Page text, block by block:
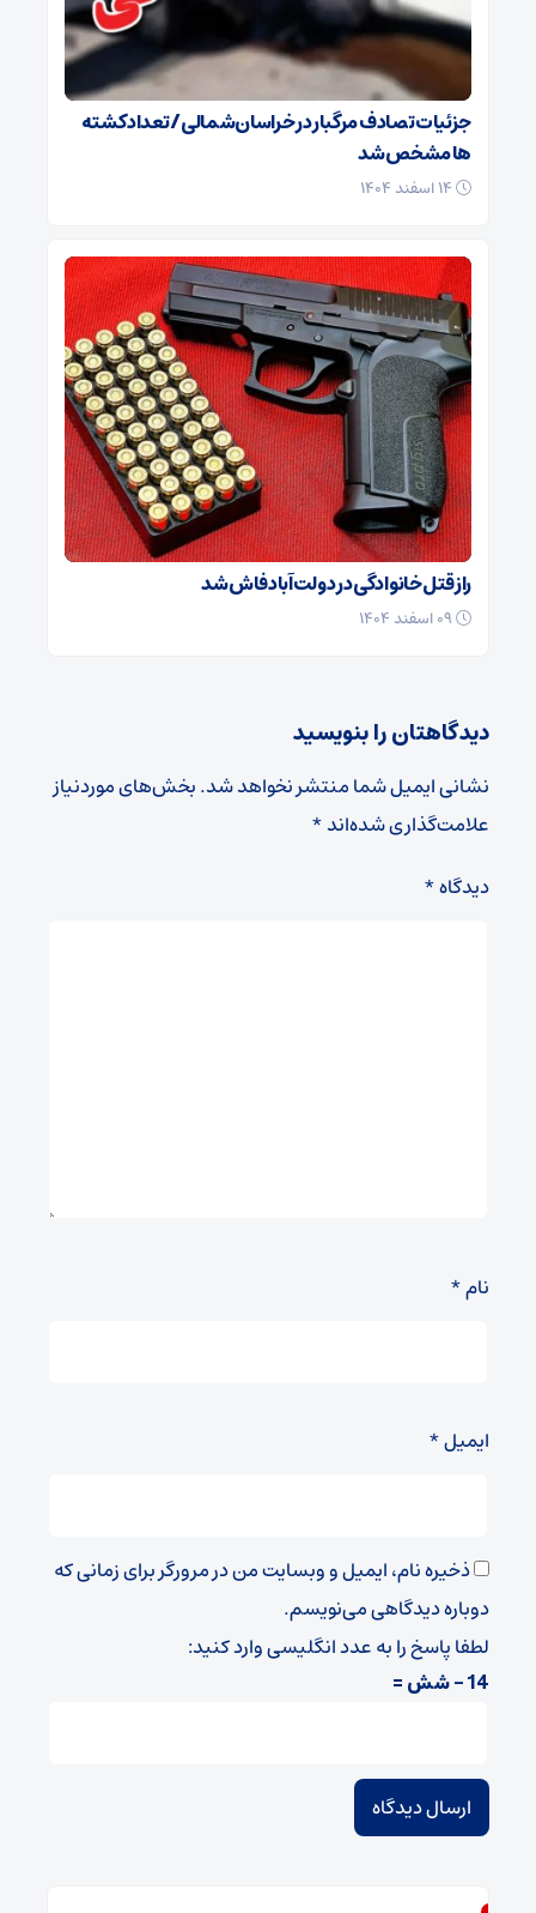
جزئیات تصادف مرگبار در خراسان‌شمالی/ تعداد کشته
ها مشخص شد
راز قتل خانوادگی در دولت‌آباد فاش شد
دیدگاهتان را بنویسید
نشانی ایمیل شما منتشر نخواهد شد.بخش‌های موردنیاز
علامت‌گذاری شده‌اند*
دیدگاه*
نام*
ایمیل*
ذخیره نام، ایمیل و وبسایت من در مرورگر برای زمانی که
دوباره دیدگاهی می‌نویسم.
لطفا پاسخ را به عدد انگلیسی وارد کنید:
14 − شش =